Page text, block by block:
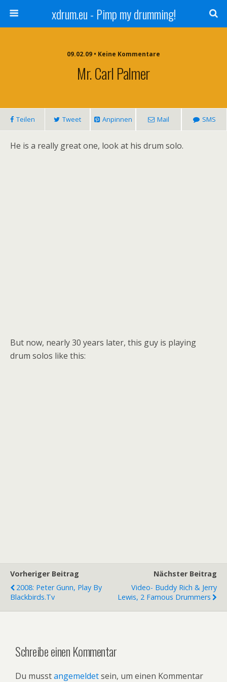
xdrum.eu - Pimp my drumming!
09.02.09 • Keine Kommentare
Mr. Carl Palmer
Teilen Tweet Anpinnen Mail SMS
He is a really great one, look at his drum solo.
But now, nearly 30 years later, this guy is playing
drum solos like this:
Vorheriger Beitrag
2008: Peter Gunn, Play By
Blackbirds.tv
Nächster Beitrag
Video- Buddy Rich & Jerry
Lewis, 2 Famous Drummers
Schreibe einen Kommentar
Du musstangemeldetsein, um einen Kommentar